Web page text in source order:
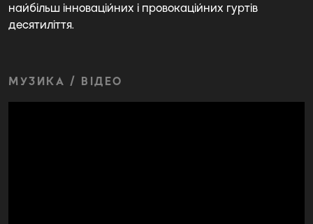
найбільш інноваційних і провокаційних гуртів
десятиліття.
МУЗИКА / ВІДЕО